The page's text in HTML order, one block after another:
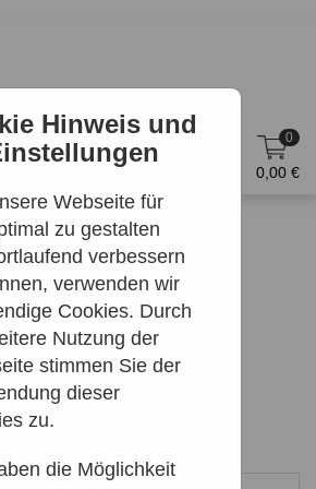
Hinweis und
Webseite für
zu gestalten
verbessern
verwenden wir
Cookies. Durch
Nutzung der
stimmen Sie der
dieser
zu.
die Möglichkeit
0
0,00 €
COMBO